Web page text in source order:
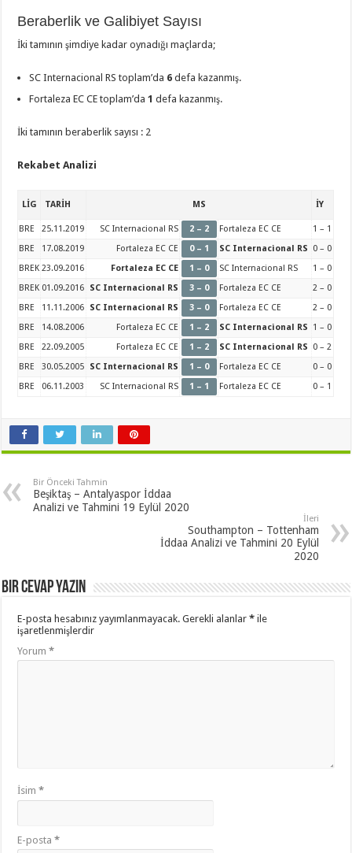
Beraberlik ve Galibiyet Sayısı
İki tamının şimdiye kadar oynadığı maçlarda;
SC Internacional RS toplam’da 6 defa kazanmış.
Fortaleza EC CE toplam’da1 defa kazanmış.
İki tamının beraberlik sayısı : 2
Rekabet Analizi
LİG TARİH MS İY
BRE 25.11.2019 SC Internacional RS 2 – 2 Fortaleza EC CE
1 – 1
BRE
17.08.2019 Fortaleza EC CE 0 – 1 SC Internacional RS
0 – 0
BREK 23.09.2016 Fortaleza EC CE 1 – 0 SC Internacional RS
1 – 0
BREK 01.09.2016 SC Internacional RS 3 – 0 Fortaleza EC CE
2 – 0
BRE
11.11.2006 SC Internacional RS 3 – 0 Fortaleza EC CE
2 – 0
BRE
14.08.2006 Fortaleza EC CE 1 – 2 SC Internacional RS
1 – 0
BRE
22.09.2005 Fortaleza EC CE 1 – 2 SC Internacional RS
0 – 2
BRE
30.05.2005 SC Internacional RS 1 – 0 Fortaleza EC CE
0 – 0
BRE
06.11.2003 SC Internacional RS 1 – 1 Fortaleza EC CE 0 – 1
Bir Önceki Tahmin
Beşiktaş – Antalyaspor İddaa
Analizi ve Tahmini 19 Eylül 2020
İleri
Southampton – Tottenham
İddaa Analizi ve Tahmini 20 Eylül
2020
Bir cevap yazın
E-posta hesabınız yayımlanmayacak. Gerekli alanlar* ile
işaretlenmişlerdir
Yorum*
İsim*
E-posta*